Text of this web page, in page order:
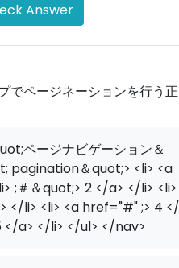
Answer
でページネーションを行う
ページナビゲーション＆
pagination＆quot;> <li> <a
;＃＆quot;> 2 </a> </li>
</li> <li> <a href="#" ;> 4
a> </li> </ul> </nav>